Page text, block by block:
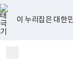
너
비
767px
이
하
이 누리집은 대한
홈
유
튜
브
페
이
스
북
인
스
타
그
램
블
로
그